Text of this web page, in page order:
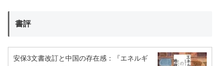
書評
安保3文書改訂と中国の存在感：『エネルギ